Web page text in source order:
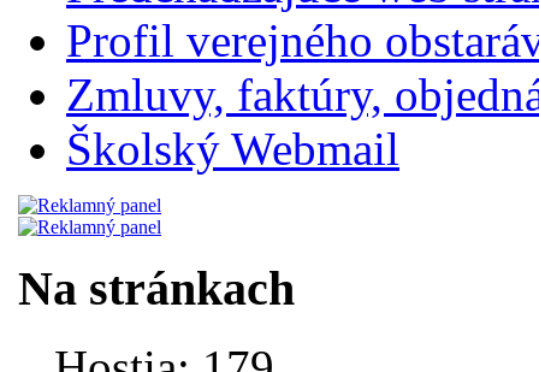
Profil verejného
Zmluvy, faktúry,
Školský Webmail
Na stránkach